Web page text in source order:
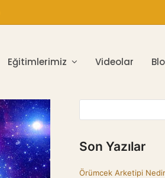
Eğitimlerimiz Videolar
Son Yazılar
Örümcek Arketipi Nedir,